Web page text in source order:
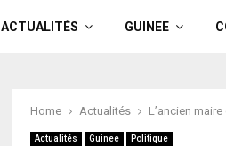
ACTUALITÉS GUINEE
Home Actualités L’ancien
Actualités Guinee Politique